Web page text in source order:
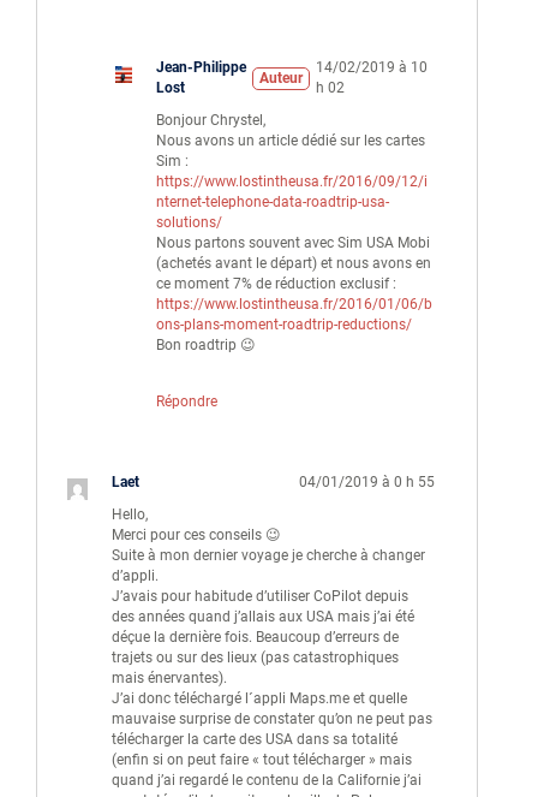
Jean-Philippe
Lost
Auteur
14/02/2019 à 10
h 02
Bonjour Chrystel,
Nous avons un article dédié sur les cartes
Sim :
https://www.lostintheusa.fr/2016/09/12/i
nternet-telephone-data-roadtrip-usa-
solutions/
Nous partons souvent avec Sim USA Mobi
(achetés avant le départ) et nous avons en
ce moment 7% de réduction exclusif :
https://www.lostintheusa.fr/2016/01/06/b
ons-plans-moment-roadtrip-reductions/
Bon roadtrip 😉
Répondre
Laet
04/01/2019 à 0 h 55
Hello,
Merci pour ces conseils 😉
Suite à mon dernier voyage je cherche à changer
d’appli.
J’avais pour habitude d’utiliser CoPilot depuis
des années quand j’allais aux USA mais j’ai été
déçue la dernière fois. Beaucoup d’erreurs de
trajets ou sur des lieux (pas catastrophiques
mais énervantes).
J’ai donc téléchargé l´appli Maps.me et quelle
mauvaise surprise de constater qu’on ne peut pas
télécharger la carte des USA dans sa totalité
(enfin si on peut faire « tout télécharger » mais
quand j’ai regardé le contenu de la Californie j’ai